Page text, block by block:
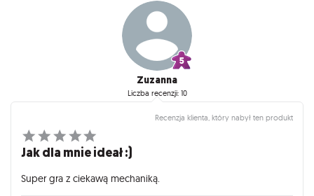
Zuzanna
Liczba recenzji: 10
Recenzja klienta, który nabył ten produkt
Jak dla mnie ideał :)
Super gra z ciekawą mechaniką.